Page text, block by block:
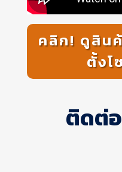
คลิก! ดูสิน
ตั้งโ
ติดต่อ